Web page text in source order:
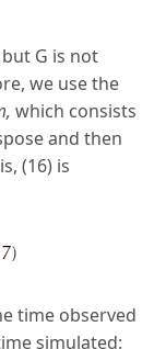
but G is not
we use the
which consists
and then
(16) is
time observed
simulated: